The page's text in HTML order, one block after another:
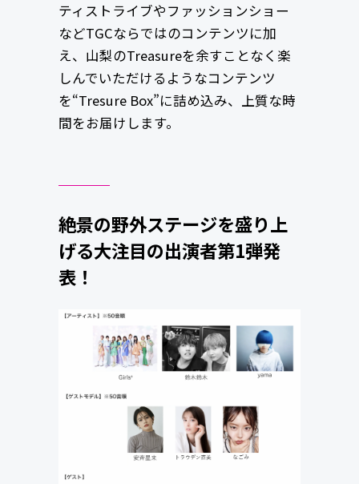
ティストライブやファッションショー
などTGCならではのコンテンツに加
え、山梨のTreasureを余すことなく楽
しんでいただけるようなコンテンツ
を“Tresure Box”に詰め込み、上質な時
間をお届けします。
絶景の野外ステージを盛り上
げる大注目の出演者第1弾発
表！